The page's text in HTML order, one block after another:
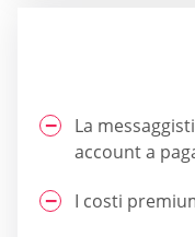
La
account a
I costi